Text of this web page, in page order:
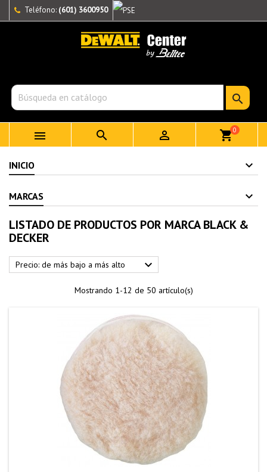
Teléfono: (601) 3600950

   shopping_cart0
INICIO
MARCAS
LISTADO DE PRODUCTOS POR MARCA BLACK &
DECKER
Precio: de más bajo a más alto 
Mostrando 1-12 de 50 artículo(s)